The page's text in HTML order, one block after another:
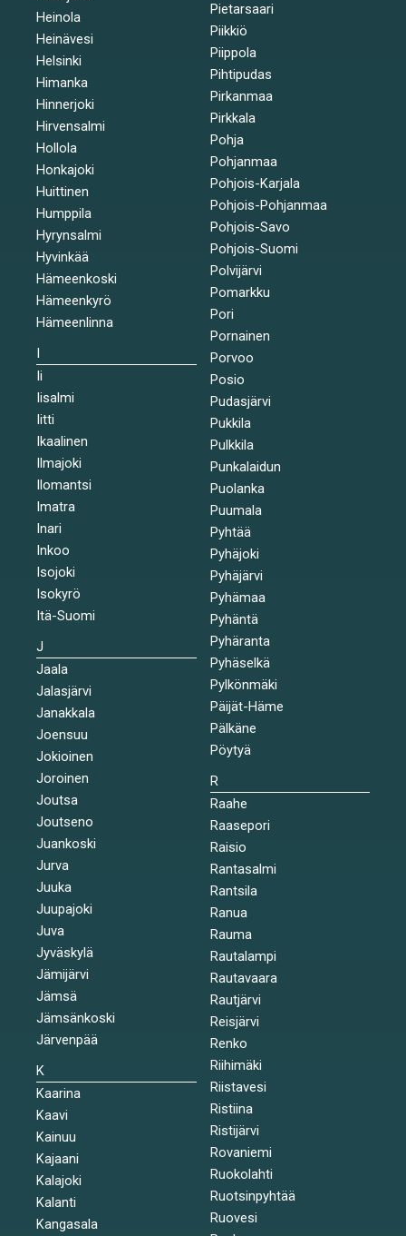
Heinola
Heinävesi
Helsinki
Himanka
Hinnerjoki
Hirvensalmi
Hollola
Honkajoki
Huittinen
Humppila
Hyrynsalmi
Hyvinkää
Hämeenkoski
Hämeenkyrö
Hämeenlinna
I
Ii
Iisalmi
Iitti
Ikaalinen
Ilmajoki
Ilomantsi
Imatra
Inari
Inkoo
Isojoki
Isokyrö
Itä-Suomi
J
Jaala
Jalasjärvi
Janakkala
Joensuu
Jokioinen
Joroinen
Joutsa
Joutseno
Juankoski
Jurva
Juuka
Juupajoki
Juva
Jyväskylä
Jämijärvi
Jämsä
Jämsänkoski
Järvenpää
K
Kaarina
Kaavi
Kainuu
Kajaani
Kalajoki
Kalanti
Kangasala
Pietarsaari
Piikkiö
Piippola
Pihtipudas
Pirkanmaa
Pirkkala
Pohja
Pohjanmaa
Pohjois-Karjala
Pohjois-Pohjanmaa
Pohjois-Savo
Pohjois-Suomi
Polvijärvi
Pomarkku
Pori
Pornainen
Porvoo
Posio
Pudasjärvi
Pukkila
Pulkkila
Punkalaidun
Puolanka
Puumala
Pyhtää
Pyhäjoki
Pyhäjärvi
Pyhämaa
Pyhäntä
Pyhäranta
Pyhäselkä
Pylkönmäki
Päijät-Häme
Pälkäne
Pöytyä
R
Raahe
Raasepori
Raisio
Rantasalmi
Rantsila
Ranua
Rauma
Rautalampi
Rautavaara
Rautjärvi
Reisjärvi
Renko
Riihimäki
Riistavesi
Ristiina
Ristijärvi
Rovaniemi
Ruokolahti
Ruotsinpyhtää
Ruovesi